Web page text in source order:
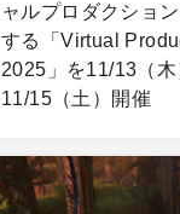
ャルプロダクショ
する「Virtual
2025」を11/13（木
11/15（土）開催